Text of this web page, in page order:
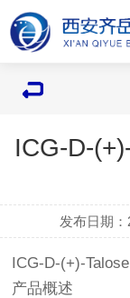
ICG-D-
发布日期：
ICG-D-(+)-
产品概述